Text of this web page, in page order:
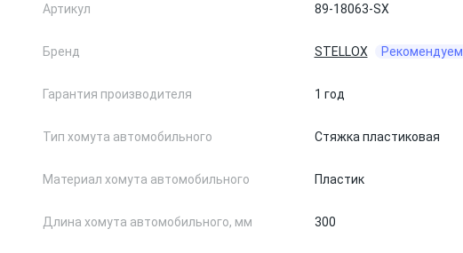
Артикул 89-18063-SX
Бренд STELLOX Рекомендуем
Гарантия производителя 1 год
Тип хомута автомобильного Стяжка пластиковая
Материал хомута автомобильного Пластик
Длина хомута автомобильного, мм 300